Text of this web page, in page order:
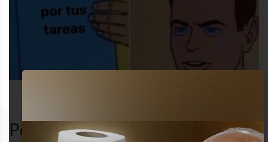
Popular en LVI